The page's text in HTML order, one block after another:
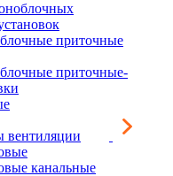
приточные
приточные-
вентиляции
канальные